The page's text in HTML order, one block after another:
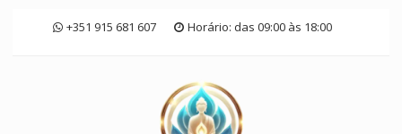
+351 915 681 607 Horário: das 09:00 às 18:00